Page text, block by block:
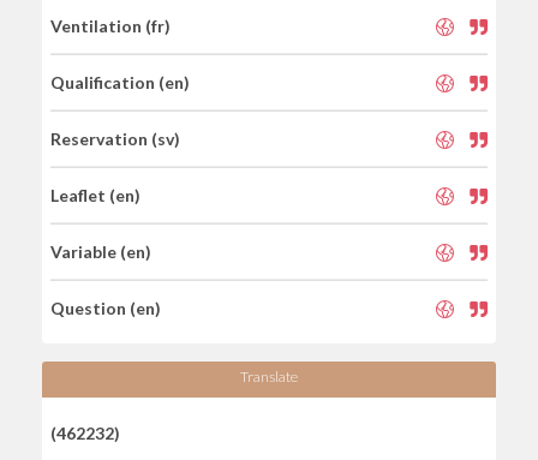
Ventilation (fr)
Qualification (en)
Reservation (sv)
Leaflet (en)
Variable (en)
Question (en)
Translate
(462232)